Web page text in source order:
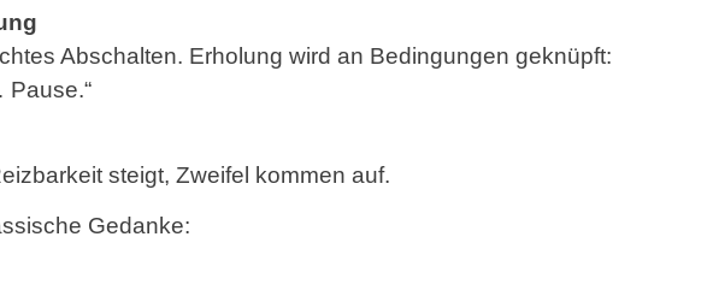
Abschalten. Erholung wird an Bedingungen geknüpft:
steigt, Zweifel kommen auf.
Gedanke: